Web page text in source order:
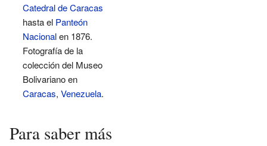
Catedral de Caracas
hasta el Panteón
Nacionalen 1876.
Fotografía de la
colección del Museo
Bolivariano en
Caracas, Venezuela.
Para saber más